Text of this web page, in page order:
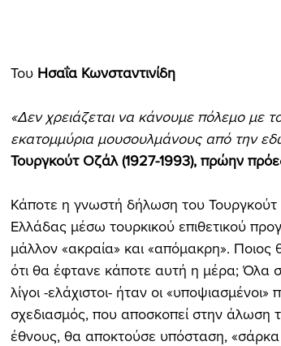
Του Ησαΐα Κωνσταντινίδη
«Δεν χρειάζεται να κάνουμε πόλεμο με
εκατομμύρια μουσουλμάνους από την
Τουργκούτ Οζάλ (1927-1993), πρώην
Κάποτε η γνωστή δήλωση του Τουργκούτ
Ελλάδας μέσω τουρκικού επιθετικού
μάλλον «ακραία» και «απόμακρη». Ποιος
ότι θα έφτανε κάποτε αυτή η μέρα; Όλα
λίγοι -ελάχιστοι- ήταν οι
σχεδιασμός, που αποσκοπεί στην άλωση
έθνους, θα αποκτούσε υπόσταση,